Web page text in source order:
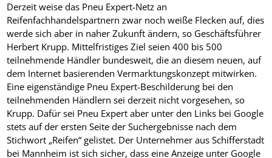
Derzeit weise das Pneu Expert-Netz an
Reifenfachhandelspartnern zwar noch weiße Flecken auf, dies
werde sich aber in naher Zukunft ändern, so Geschäftsführer
Herbert Krupp. Mittelfristiges Ziel seien 400 bis 500
teilnehmende Händler bundesweit, die an diesem neuen, auf
dem Internet basierenden Vermarktungskonzept mitwirken.
Eine eigenständige Pneu Expert-Beschilderung bei den
teilnehmenden Händlern sei derzeit nicht vorgesehen, so
Krupp. Dafür sei Pneu Expert aber unter den Links bei Google
stets auf der ersten Seite der Suchergebnisse nach dem
Stichwort „Reifen“ gelistet. Der Unternehmer aus Schifferstadt
bei Mannheim ist sich sicher, dass eine Anzeige unter Google